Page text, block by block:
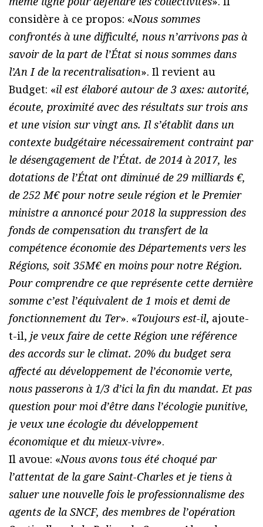
considère à ce propos: «Nous sommes
confrontés à une difficulté, nous n’arrivons pas à
savoir de la part de l’État si nous sommes dans
l’An I de la recentralisation». Il revient au
Budget: «il est élaboré autour de 3 axes: autorité,
écoute, proximité avec des résultats sur trois ans
et une vision sur vingt ans. Il s’établit dans un
contexte budgétaire nécessairement contraint par
le désengagement de l’État. de 2014 à 2017, les
dotations de l’État ont diminué de 29 milliards €,
de 252 M€ pour notre seule région et le Premier
ministre a annoncé pour 2018 la suppression des
fonds de compensation du transfert de la
compétence économie des Départements vers les
Régions, soit 35M€ en moins pour notre Région.
Pour comprendre ce que représente cette dernière
somme c’est l’équivalent de 1 mois et demi de
fonctionnement du Ter». «Toujours est-il, ajoute-
t-il, je veux faire de cette Région une référence
des accords sur le climat. 20% du budget sera
affecté au développement de l’économie verte,
nous passerons à 1/3 d’ici la fin du mandat. Et pas
question pour moi d’être dans l’écologie punitive,
je veux une écologie du développement
économique et du mieux-vivre».
Il avoue: «Nous avons tous été choqué par
l’attentat de la gare Saint-Charles et je tiens à
saluer une nouvelle fois le professionnalisme des
agents de la SNCF, des membres de l’opération